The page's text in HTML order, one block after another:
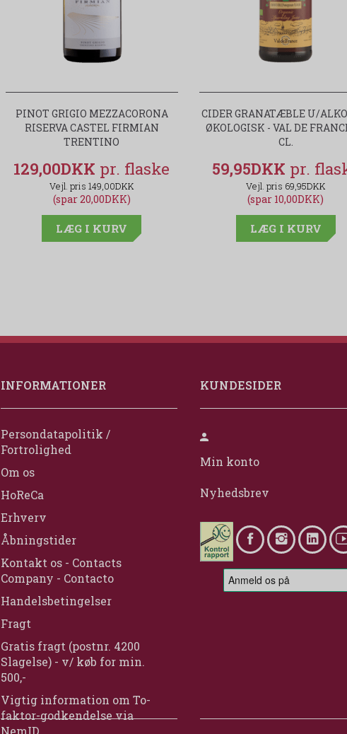
PINOT GRIGIO MEZZACORONA
RISERVA CASTEL FIRMIAN
TRENTINO
129,00DKK
149,00DKK
(spar 20,00DKK)
LÆG I KURV
CIDER GRANATÆBLE U/
ØKOLOGISK - VAL DE
CL.
59,95DKK
69,95DKK
(spar 10,00DKK)
LÆG I KURV
INFORMATIONER
Persondatapolitik /
Fortrolighed
Om os
HoReCa
Erhverv
Åbningstider
Kontakt os - Contacts
Company - Contacto
Handelsbetingelser
Fragt
Gratis fragt (postnr. 4200
Slagelse) - v/ køb for min.
500,-
Vigtig information om To-
faktor-godkendelse via
NemID
KUNDESIDER
Min konto
Nyhedsbrev